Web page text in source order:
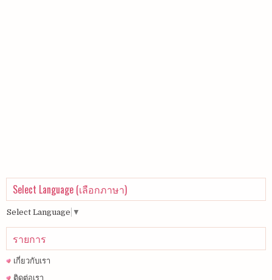
Select Language (เลือกภาษา)
Select Language ▼
รายการ
เกี่ยวกับเรา
ติดต่อเรา